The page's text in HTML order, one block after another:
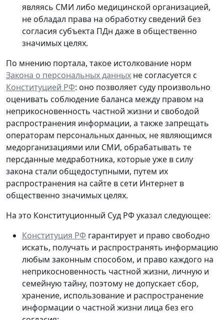
являясь СМИ либо медицинской организацией,
не обладал права на обработку сведений без
согласия субъекта ПДн даже в общественно
значимых целях.
По мнению портала, такое истолкование норм
Закона о персональных данных не согласуется с
Конституцией РФ: оно позволяет суду произвольно
оценивать соблюдение баланса между правом на
неприкосновенность частной жизни и свободой
распространения информации, а также запрещать
операторам персональных данных, не являющимся
медорганизациями или СМИ, обрабатывать те
персданные медработника, которыеуже в силу
закона стали общедоступными, путем их
распространения на сайте в сети Интернет в
общественно значимых целях.
На это Конституционный Суд РФ указал следующее:
Конституция РФ гарантирует и право свободно
искать, получать и распространять информацию
любым законным способом, и право каждого на
неприкосновенность частной жизни, личную и
семейную тайну, поэтому не допускает сбор,
хранение, использование и распространение
информации о частной жизни лица без его